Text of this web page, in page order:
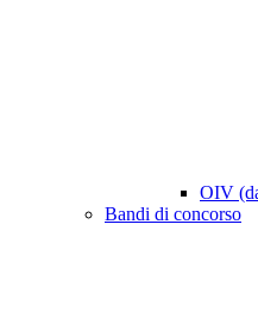
OIV
Bandi di concorso